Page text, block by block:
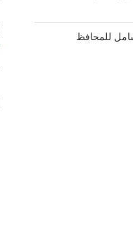
في 2026: دليل شامل للمحافظ